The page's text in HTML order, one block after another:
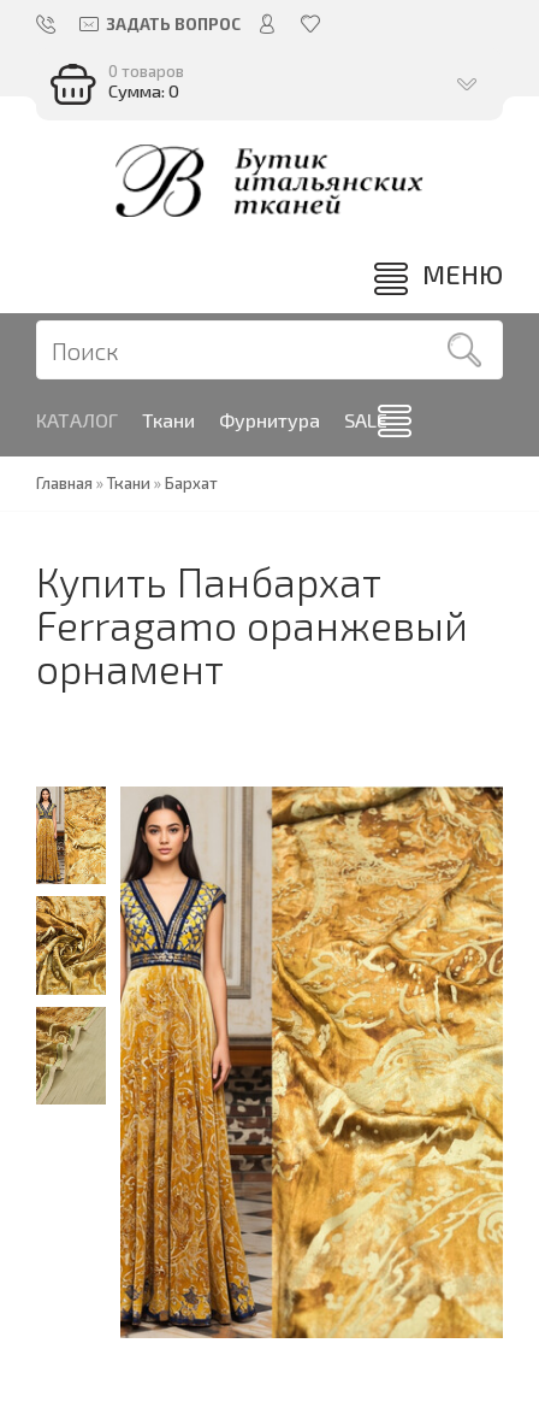
ЗАДАТЬ ВОПРОС
0 товаров
Сумма: 0
МЕНЮ
КАТАЛОГ Ткани Фурнитура SALE
Главная »Ткани »Бархат
Купить Панбархат
Ferragamo оранжевый
орнамент